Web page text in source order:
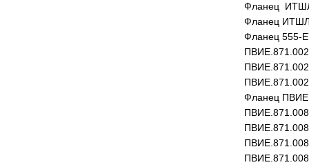
Фланец
Фланец
Фланец 555-
Фланец ПВИЕ